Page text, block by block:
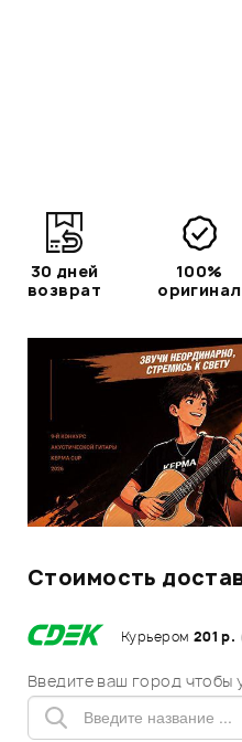
30 дней
возврат
100%
оригинал
Стоимость
Курьером 201 р.
Введите ваш город чтобы